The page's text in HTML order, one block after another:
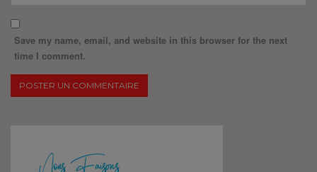
Save my name, email, and website in this browser for the next
time I comment.